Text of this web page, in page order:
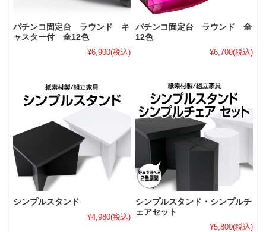
パチンコ固定台 ラウンド キ
ャスター付 全12色
¥6,900(税込)
パチンコ固定台 ラウンド 全
12色
¥6,700(税込)
シンプルスタンド
¥4,980(税込)
シンプルスタンド・シンプルチ
ェアセット
¥5,800(税込)